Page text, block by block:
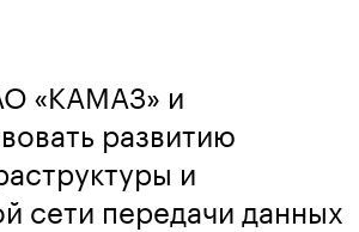
«КАМАЗ» и
развитию
и
сети передачи данных